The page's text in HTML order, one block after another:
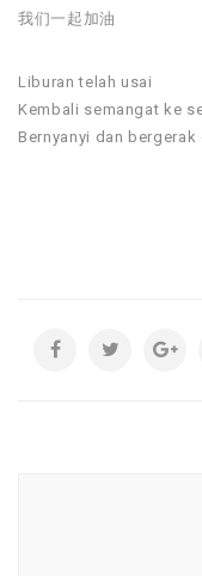
我们一起加油
Liburan telah usai
Kembali semangat ke
Bernyanyi dan